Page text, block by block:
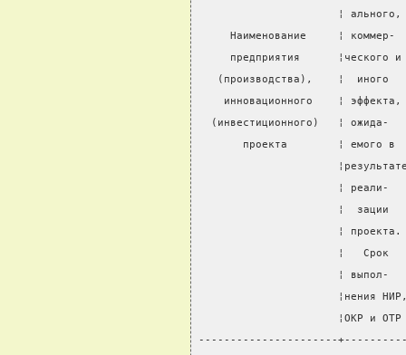
¦
Наименование     ¦ коммер-
предприятия      ¦ческого
(производства),    ¦  иного
инновационного    ¦
(инвестиционного)   ¦ ожида-
проекта        ¦ емого в
¦ реали-
¦  зации
¦
¦   Срок
¦ выпол-
¦нения
¦ОКР и
----------------------